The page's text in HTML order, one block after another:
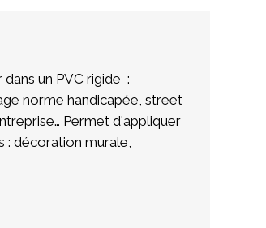
un PVC rigide :
norme handicapée, street
Permet d'appliquer
: décoration murale,